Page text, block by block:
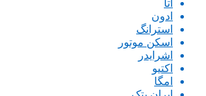
اتا
ادون
استرانگ
اسکن موتور
اشرایدر
اکتیو
امگا